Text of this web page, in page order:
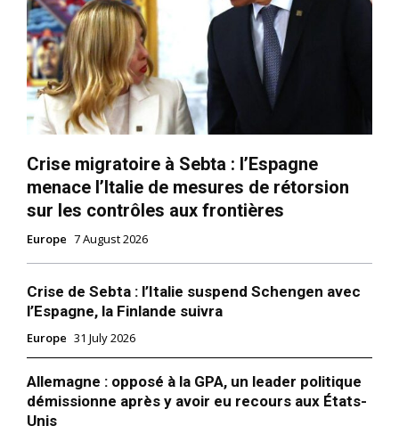
Crise migratoire à Sebta : l’Espagne
menace l’Italie de mesures de rétorsion
sur les contrôles aux frontières
Europe 7 August 2026
Crise de Sebta : l’Italie suspend Schengen avec
l’Espagne, la Finlande suivra
Europe 31 July 2026
Allemagne : opposé à la GPA, un leader politique
démissionne après y avoir eu recours aux États-
Unis